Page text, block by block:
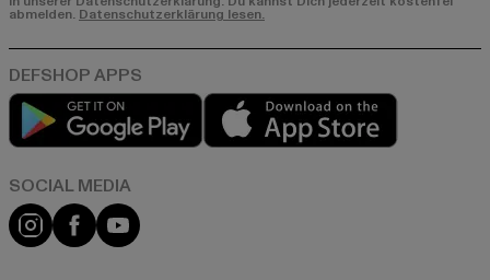
abmelden. Datenschutzerklärung lesen.
Play market
Instagram
FacebookYouTube